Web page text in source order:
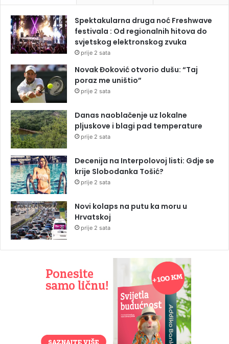
Spektakularna druga noć Freshwave
festivala : Od regionalnih hitova do
svjetskog elektronskog zvuka
prije 2 sata
Novak Đoković otvorio dušu: “Taj
poraz me uništio”
prije 2 sata
Danas naoblačenje uz lokalne
pljuskove i blagi pad temperature
prije 2 sata
Decenija na Interpolovoj listi: Gdje se
krije Slobodanka Tošić?
prije 2 sata
Novi kolaps na putu ka moru u
Hrvatskoj
prije 2 sata